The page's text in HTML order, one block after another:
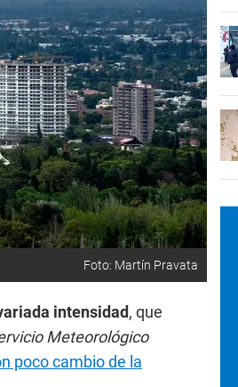
Foto: Martín Pravata
intensidad, que
Meteorológico
poco cambio de la